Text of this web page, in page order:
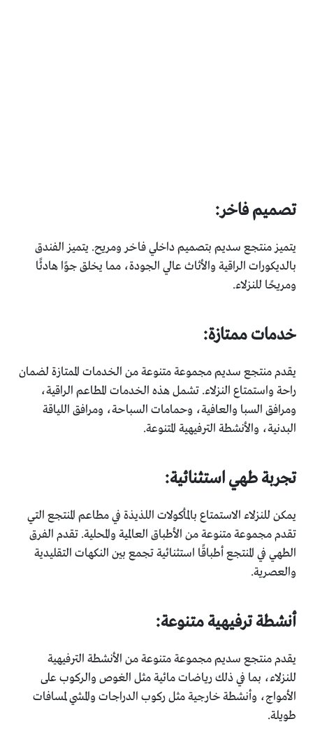
تصميم فاخر:
يتميز منتجع سديم بتصميم داخلي فاخر ومريح. يتميز الفندق
بالديكورات الراقية والأثاث عالي الجودة، مما يخلق جوًا هادئًا
ومريحًا للنزلاء.
خدمات ممتازة:
يقدم منتجع سديم مجموعة متنوعة من الخدمات الممتازة لضمان
راحة واستمتاع النزلاء. تشمل هذه الخدمات المطاعم الراقية،
ومرافق السبا والعافية، وحمامات السباحة، ومرافق اللياقة
البدنية، والأنشطة الترفيهية المتنوعة.
تجربة طهي استثنائية:
يمكن للنزلاء الاستمتاع بالمأكولات اللذيذة في مطاعم المنتجع التي
تقدم مجموعة متنوعة من الأطباق العالمية والمحلية. تقدم الفرق
الطهي في المنتجع أطباقًا استثنائية تجمع بين النكهات التقليدية
والعصرية.
أنشطة ترفيهية متنوعة:
يقدم منتجع سديم مجموعة متنوعة من الأنشطة الترفيهية
للنزلاء، بما في ذلك رياضات مائية مثل الغوص والركوب على
الأمواج، وأنشطة خارجية مثل ركوب الدراجات والمشي لمسافات
طويلة.